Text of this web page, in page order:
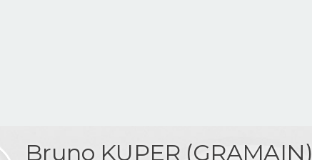
Bruno KUPER (GRAMAIN)